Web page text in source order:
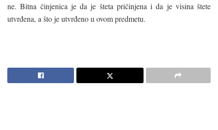
ne. Bitna činjenica je da je šteta pričinjena i da je visina štete
utvrđena, a što je utvrđeno u ovom predmetu.